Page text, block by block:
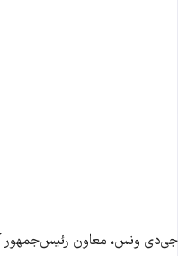
جی‌دی ونس، معاون رئیس‌جمهور